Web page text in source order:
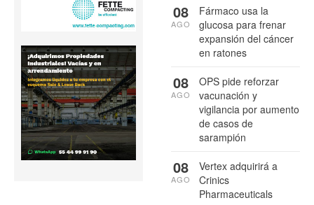
Fármaco usa la
glucosa para frenar
expansión del cáncer
en ratones
08
AGO
OPS pide reforzar
vacunación y
vigilancia por aumento
de casos de
sarampión
08
AGO
Vertex adquirirá a
Crinics
Pharmaceuticals
08
AGO